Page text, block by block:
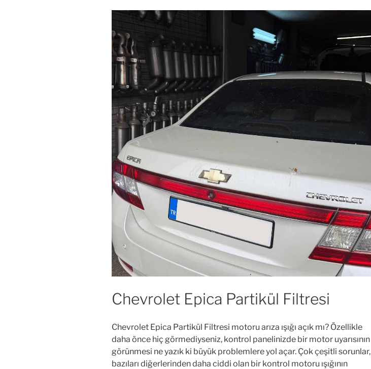
Chevrolet Epica Partikül Filtresi
Chevrolet Epica Partikül Filtresi motoru arıza ışığı açık mı? Özellikle
daha önce hiç görmediyseniz, kontrol panelinizde bir motor uyarısının
görünmesi ne yazık ki büyük problemlere yol açar. Çok çeşitli sorunlar,
bazıları diğerlerinden daha ciddi olan bir kontrol motoru ışığının